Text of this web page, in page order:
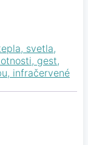
svetla,
gest,
infračervené